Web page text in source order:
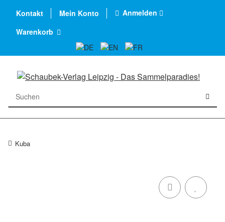
Kontakt Mein Konto
Anmelden
Warenkorb
Kuba